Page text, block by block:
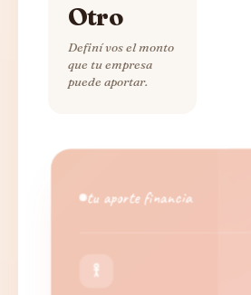
Otro
Definí vos el monto
que tu empresa
puede aportar.
tu aporte financia